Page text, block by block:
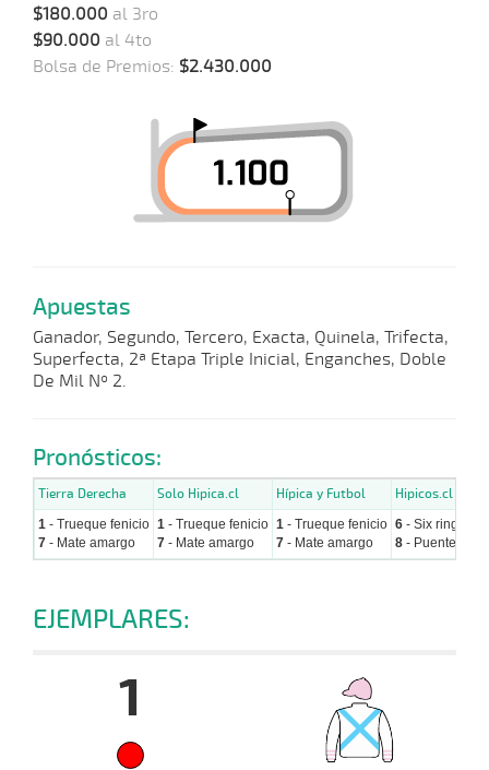
$180.000 al 3ro
$90.000 al 4to
Bolsa de Premios: $2.430.000
Apuestas
Ganador, Segundo, Tercero, Exacta, Quinela, Trifecta,
Superfecta, 2ª Etapa Triple Inicial, Enganches, Doble
De Mil Nº 2.
Pronósticos:
Tierra Derecha Solo Hipica.cl Hípica y Futbol Hipicos.cl
1 - Trueque fenicio
7 - Mate amargo
1 - Trueque fenicio
7 - Mate amargo
1 - Trueque fenicio
7 - Mate amargo
6 - Six rings
8 - Puente viejo
EJEMPLARES:
1